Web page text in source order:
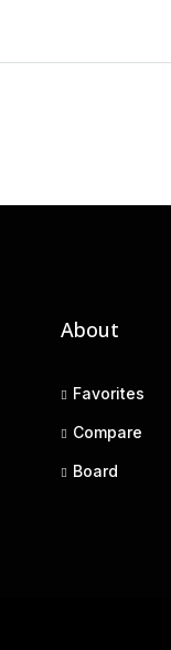
About
Favorites
Compare
Board